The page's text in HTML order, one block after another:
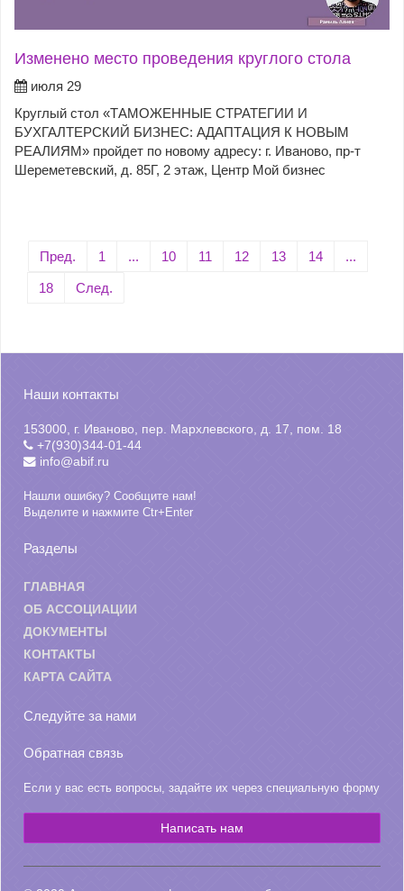
Изменено место проведения круглого стола
июля 29
Круглый стол «ТАМОЖЕННЫЕ СТРАТЕГИИ И
БУХГАЛТЕРСКИЙ БИЗНЕС: АДАПТАЦИЯ К НОВЫМ
РЕАЛИЯМ» пройдет по новому адресу: г. Иваново, пр-т
Шереметевский, д. 85Г, 2 этаж, Центр Мой бизнес
Пред. 1 ... 10 11 12 13 14 ...
18 След.
Наши контакты
153000, г. Иваново, пер. Мархлевского, д. 17, пом. 18
+7(930)344-01-44
info@abif.ru
Нашли ошибку? Сообщите нам!
Выделите и нажмите Ctr+Enter
Разделы
ГЛАВНАЯ
ОБ АССОЦИАЦИИ
ДОКУМЕНТЫ
КОНТАКТЫ
КАРТА САЙТА
Следуйте за нами
Обратная связь
Если у вас есть вопросы, задайте их через специальную форму
Написать нам